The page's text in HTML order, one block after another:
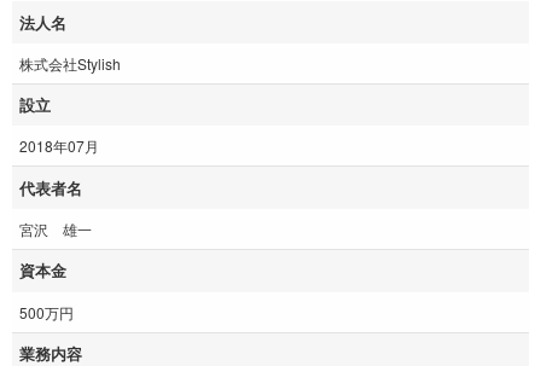
法人名
株式会社Stylish
設立
2018年07月
代表者名
宮沢 雄一
資本金
500万円
業務内容